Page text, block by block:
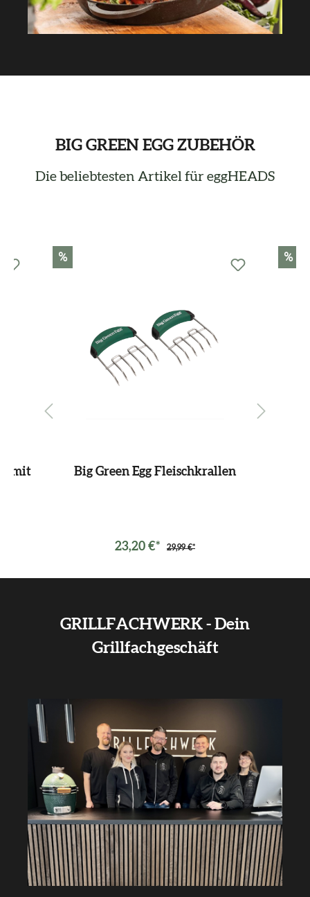
BIG GREEN EGG ZUBEHÖR
Die beliebtesten Artikel für eggHEADS
Produktgalerie überspringen
mit
%
Big Green Egg Fleischkrallen
23,20 €* 29,99 €*
%
GRILLFACHWERK - Dein
Grillfachgeschäft